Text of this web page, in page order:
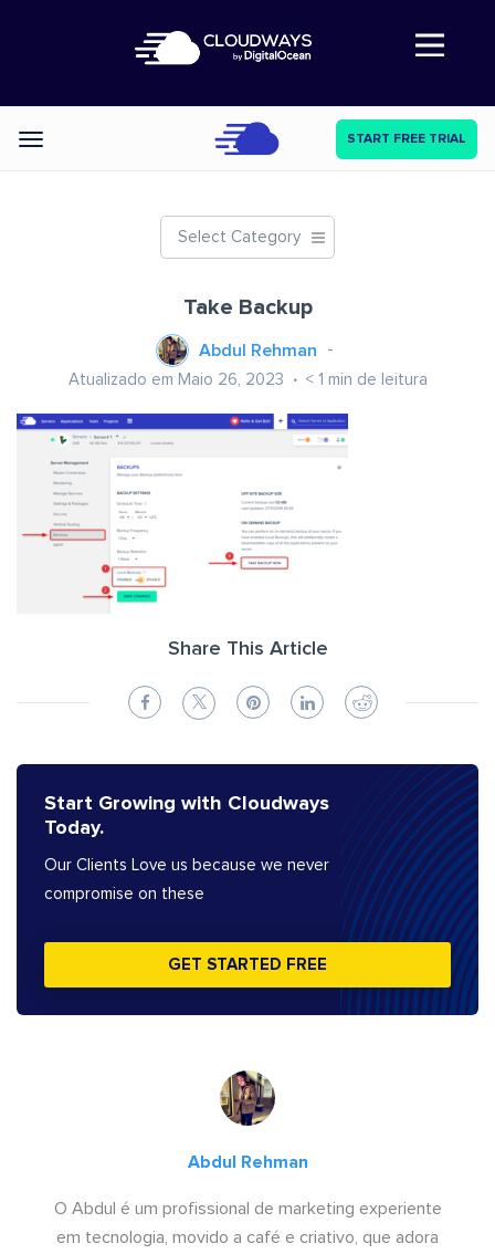
Abre a navegação
Categories START FREE TRIAL
Select Category
Take Backup
Abdul Rehman
Atualizado em Maio 26, 2023 < 1 min de leitura
Share This Article
Start Growing with Cloudways
Today.
Our Clients Love us because we never
compromise on these
GET STARTED FREE
Abdul Rehman
O Abdul é um profissional de marketing experiente
em tecnologia, movido a café e criativo, que adora